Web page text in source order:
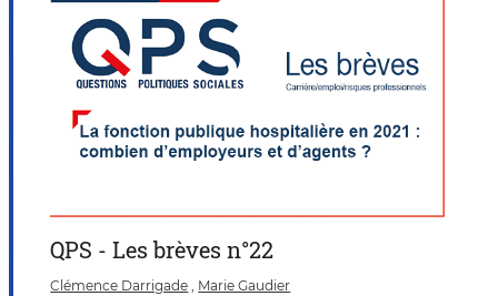
QPS - Les brèves n°22
Clémence Darrigade , Marie Gaudier